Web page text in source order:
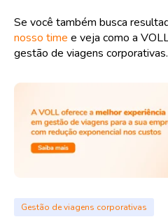
Se você também busca
nosso time e veja como a
gestão de viagens corporativas.
Gestão de viagens corporativas